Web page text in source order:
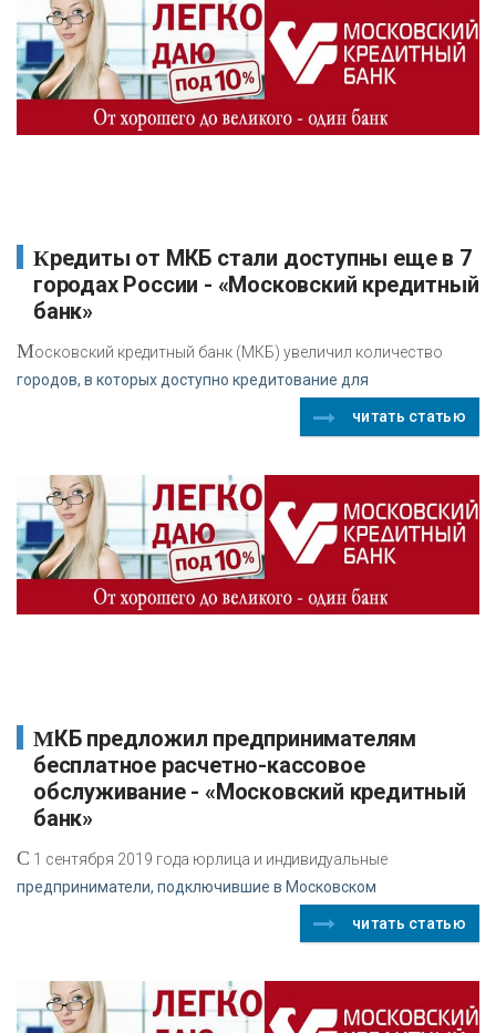
Кредиты от МКБ стали доступны еще в 7
городах России - «Московский кредитный
банк»
Московский кредитный банк (МКБ) увеличил количество
городов, в которых доступно кредитование для
читать статью
МКБ предложил предпринимателям
бесплатное расчетно-кассовое
обслуживание - «Московский кредитный
банк»
С 1 сентября 2019 года юрлица и индивидуальные
предприниматели, подключившие в Московском
читать статью